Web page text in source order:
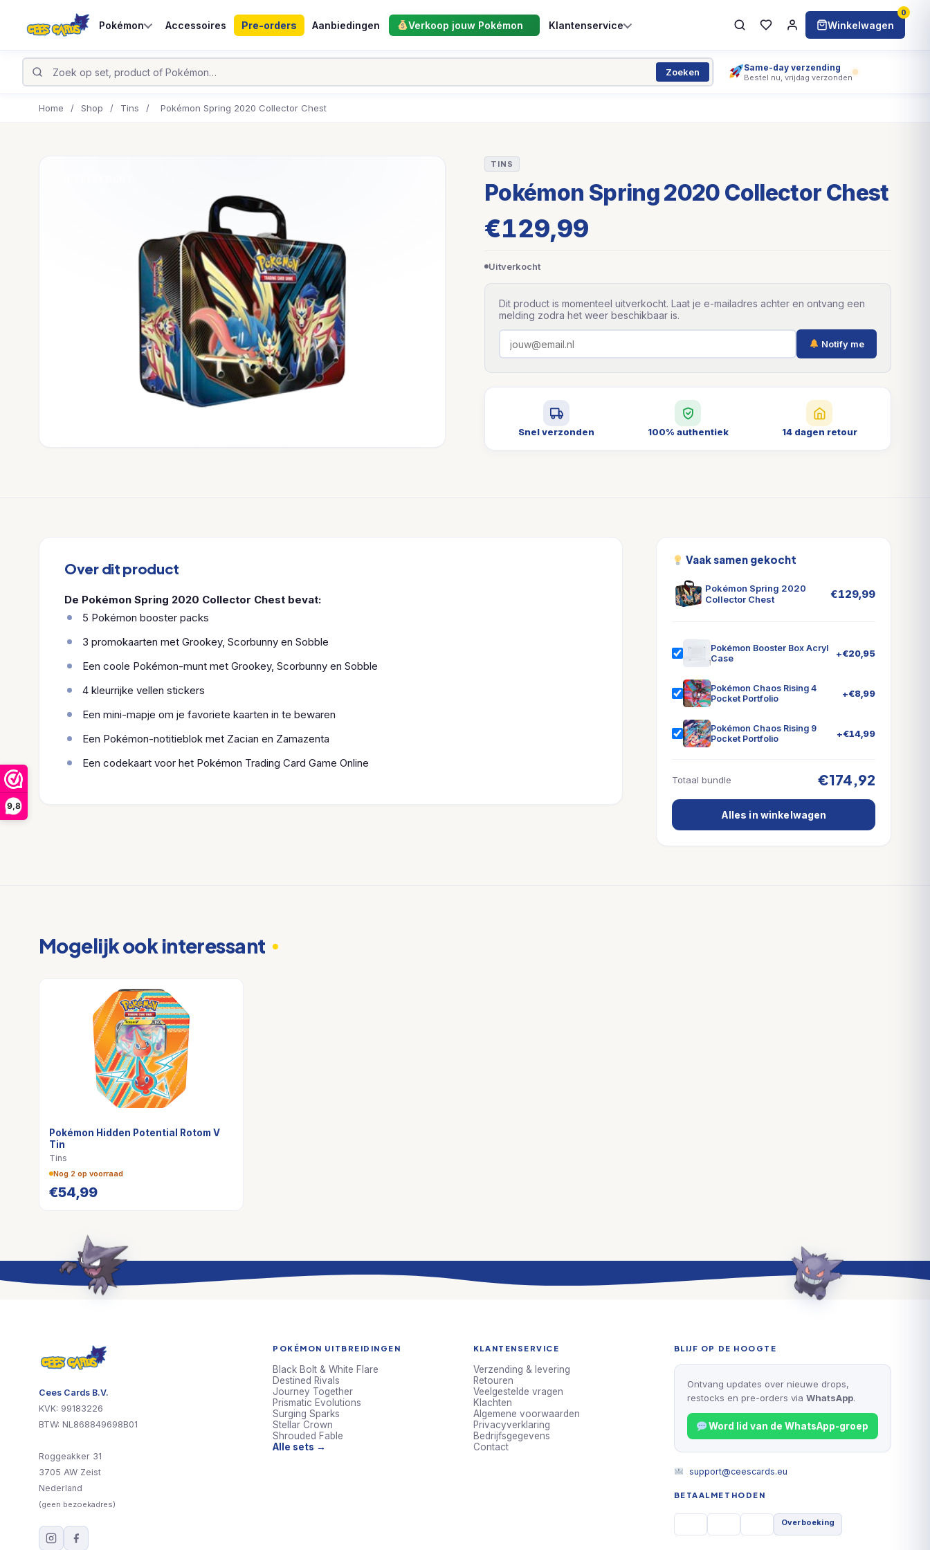
9,8
Pokémon Accessoires Pre-orders Aanbiedingen Verkoop jouw Pokémon Klantenservice Winkelwagen
0
Zoeken Same-day verzending
Bestel nu, vrijdag verzonden
Home / Shop / Tins / Pokémon Spring 2020 Collector Chest
TINS
Pokémon Spring 2020 Collector Chest
€129,99
Uitverkocht
Dit product is momenteel uitverkocht. Laat je e-mailadres achter en ontvang een
melding zodra het weer beschikbaar is.
Notify me
Snel verzonden 100% authentiek 14 dagen retour
Over dit product
De Pokémon Spring 2020 Collector Chest bevat:
5 Pokémon booster packs
3 promokaarten met Grookey, Scorbunny en Sobble
Een coole Pokémon-munt met Grookey, Scorbunny en Sobble
4 kleurrijke vellen stickers
Een mini-mapje om je favoriete kaarten in te bewaren
Een Pokémon-notitieblok met Zacian en Zamazenta
Een codekaart voor het Pokémon Trading Card Game Online
Vaak samen gekocht
Pokémon Spring 2020
Collector Chest
€129,99
Pokémon Booster Box Acryl
Case
+€20,95
Pokémon Chaos Rising 4
Pocket Portfolio
+€8,99
Pokémon Chaos Rising 9
Pocket Portfolio
+€14,99
Totaal bundle €174,92
Alles in winkelwagen
Mogelijk ook interessant
Pokémon Hidden Potential Rotom V
Tin
Tins
Nog 2 op voorraad
€54,99
Cees Cards B.V.
KVK: 99183226
BTW: NL868849698B01
Roggeakker 31
3705 AW Zeist
Nederland
(geen bezoekadres)
POKÉMON UITBREIDINGEN
Black Bolt & White Flare
Destined Rivals
Journey Together
Prismatic Evolutions
Surging Sparks
Stellar Crown
Shrouded Fable
Alle sets →
KLANTENSERVICE
Verzending & levering
Retouren
Veelgestelde vragen
Klachten
Algemene voorwaarden
Privacyverklaring
Bedrijfsgegevens
Contact
BLIJF OP DE HOOGTE
Ontvang updates over nieuwe drops,
restocks en pre-orders via WhatsApp.
Word lid van de WhatsApp-groep
support@ceescards.eu
BETAALMETHODEN
Overboeking